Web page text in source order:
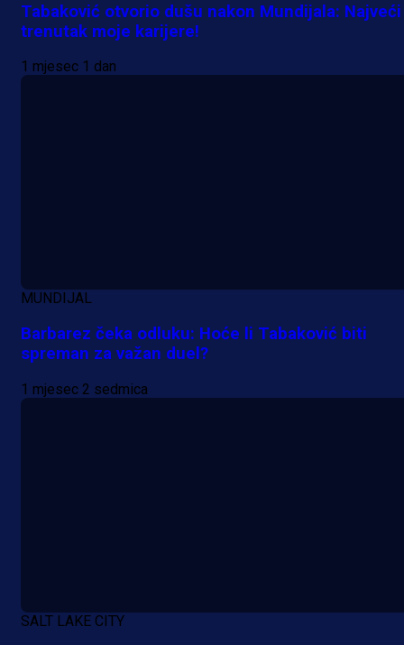
Tabaković otvorio dušu nakon Mundijala: Najveći
trenutak moje karijere!
1 mjesec 1 dan
MUNDIJAL
Barbarez čeka odluku: Hoće li Tabaković biti
spreman za važan duel?
1 mjesec 2 sedmica
SALT LAKE CITY